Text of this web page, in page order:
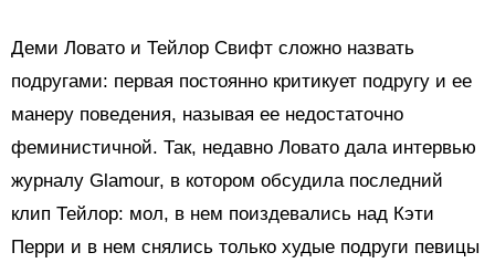
Деми Ловато и Тейлор Свифт сложно назвать
подругами: первая постоянно критикует подругу и ее
манеру поведения, называя ее недостаточно
феминистичной. Так, недавно Ловато дала интервью
журналу Glamour, в котором обсудила последний
клип Тейлор: мол, в нем поиздевались над Кэти
Перри и в нем снялись только худые подруги певицы